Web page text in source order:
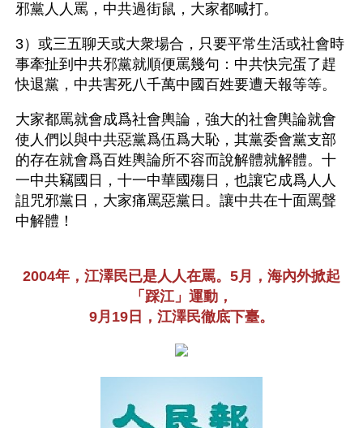
邪黨人人罵，中共過街鼠，大家都喊打。
3）或三五聊天或大衆場合，只要平常生活或社會時
事牽扯到中共邪黨就順便罵幾句：中共快完蛋了趕
快退黨，中共害死八千萬中國百姓要遭天報等等。
大家都罵就會成爲社會輿論，強大的社會輿論就會
使人們以與中共惡黨爲伍爲大恥，其黨委會黨支部
的存在就會爲百姓輿論所不容而說解體就解體。十
一中共竊國日，十一中華國殤日，也讓它成爲人人
詛咒邪黨日，大家痛罵惡黨日。讓中共在十面罵聲
中解體！
2004年，江澤民已是人人在罵。5月，海內外掀起
「踩江」運動，
9月19日，江澤民徹底下臺。